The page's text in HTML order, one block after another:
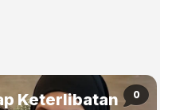
0
Keterlibatan